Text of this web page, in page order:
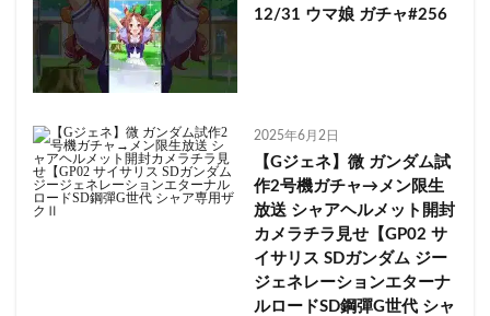
12/31 ウマ娘 ガチャ#256
2025年6月2日
【Gジェネ】微 ガンダム試
作2号機ガチャ→メン限生
放送 シャアヘルメット開封
カメラチラ見せ【GP02 サ
イサリス SDガンダム ジー
ジェネレーションエターナ
ルロードSD鋼彈G世代 シャ